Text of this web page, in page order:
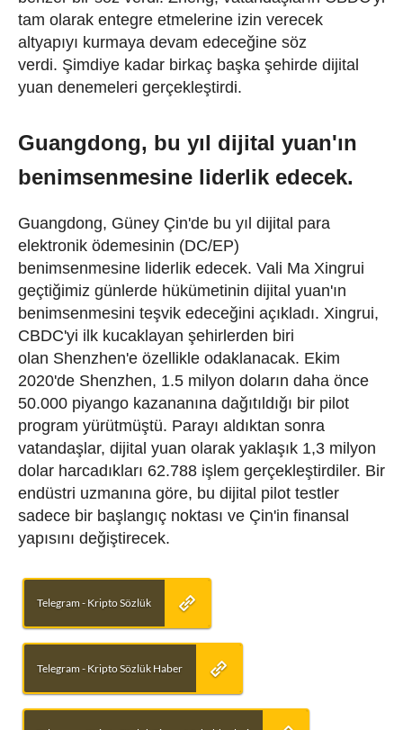
tam olarak entegre etmelerine izin verecek
altyapıyı kurmaya devam edeceğine söz
verdi. Şimdiye kadar birkaç başka şehirde dijital
yuan denemeleri gerçekleştirdi.
Guangdong, bu yıl dijital yuan'ın
benimsenmesine liderlik edecek.
Guangdong, Güney Çin'de bu yıl dijital para
elektronik ödemesinin (DC/EP)
benimsenmesine liderlik edecek. Vali Ma Xingrui
geçtiğimiz günlerde hükümetinin dijital yuan'ın
benimsenmesini teşvik edeceğini açıkladı. Xingrui,
CBDC'yi ilk kucaklayan şehirlerden biri
olan Shenzhen'e özellikle odaklanacak. Ekim
2020'de Shenzhen, 1.5 milyon doların daha önce
50.000 piyango kazananına dağıtıldığı bir pilot
program yürütmüştü. Parayı aldıktan sonra
vatandaşlar, dijital yuan olarak yaklaşık 1,3 milyon
dolar harcadıkları 62.788 işlem gerçekleştirdiler. Bir
endüstri uzmanına göre, bu dijital pilot testler
sadece bir başlangıç ​​noktası ve Çin'in finansal
yapısını değiştirecek.
Telegram - Kripto Sözlük
Telegram - Kripto Sözlük Haber